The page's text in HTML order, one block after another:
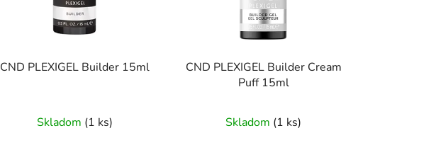
u
CND PLEXIGEL Builder 15ml
Skladom (1 ks)
CND PLEXIGEL Builder Cream
Puff 15ml
Skladom (1 ks)